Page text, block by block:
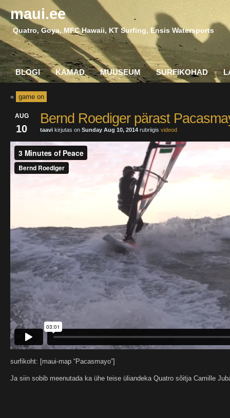
maui.ee
Quatro, Goya, MFC Hawaii, KT Surfing, Ensis Watersports
BLOGI KAMAD MUUSEUM SURFIKOHAD
« game on
AUG
10
Bernd Roediger pärast
taavi kirjutas on Sunday Aug 10, 2014 rubriigis videod
surfikoht: [maui-map “Pacasmayo”]
Ja siin sobib meenutada ka ühe teise üliandeka Quatro sõitja Camille